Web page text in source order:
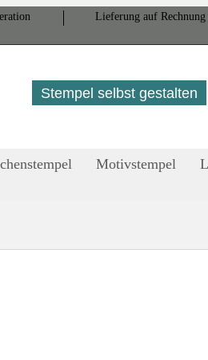
Lieferung auf Rech­nung
Stempel selbst gestalten
Motivstempel